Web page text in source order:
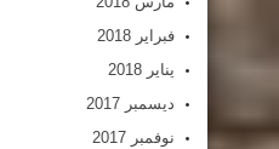
فبراير 2018
يناير 2018
ديسمبر 2017
نوفمبر 2017